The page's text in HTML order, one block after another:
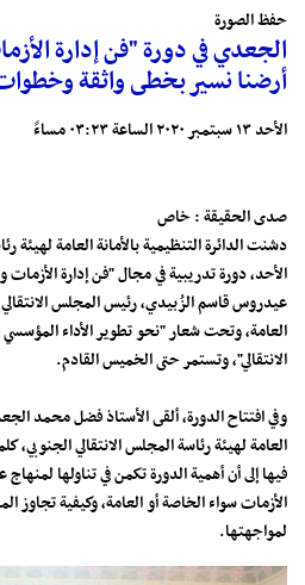
حفظ الصورة
الجعدي في دورة "فن إدارة
أرضنا نسير بخطى واثقة
الأحد ١٣ سبتمبر ٢٠٢٠ الساعة ٠٣:٢٣ مساءً
صدى الحقيقة : خاص
دشنت الدائرة التنظيمية بالأمانة العامة لهيئة
الأحد، دورة تدريبية في مجال "فن إدارة الأزمات
عيدروس قاسم الزُبيدي، رئيس المجلس الانتقالي
العامة، وتحت شعار "نحو تطوير الأداء
الانتقالي"، وتستمر حتى الخميس القادم.
وفي افتتاح الدورة، ألقى الأستاذ فضل محمد
العامة لهيئة رئاسة المجلس الانتقالي الجنوبي،
فيها إلى أن أهمية الدورة تكمن في تناولها
الأزمات سواء الخاصة أو العامة، وكيفية تجاوز
لمواجهتها.